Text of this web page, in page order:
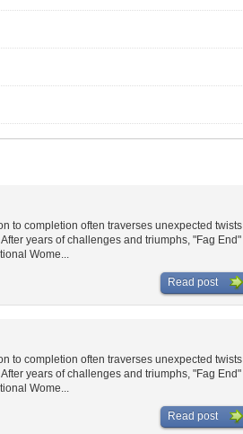
to completion often traverses unexpected twists
years of challenges and triumphs, "Fag End"
Wome...
Read post
to completion often traverses unexpected twists
years of challenges and triumphs, "Fag End"
Wome...
Read post